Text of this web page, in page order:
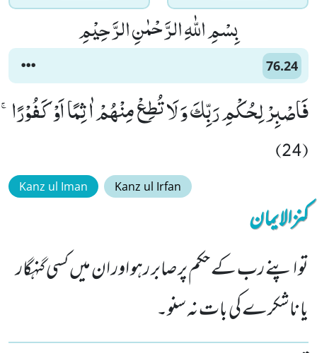
بِسْمِ اللّٰهِ الرَّحْمٰنِ الرَّحِیْمِ
76.24
فَاصْبِرْ لِحُكْمِ رَبِّكَ وَ لَا تُطِعْ مِنْهُمْ اٰثِمًا اَوْ كَفُوْرًاۚ
(24)
Kanz ul Iman Kanz ul Irfan
کنزالایمان
تو اپنے رب کے حکم پر صابر رہو اور ان میں کسی گنہگار
یا ناشکرے کی بات نہ سنو۔